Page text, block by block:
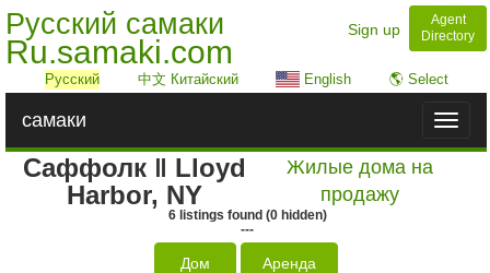
Русский самаки
Ru.samaki.com
Sign up
Agent
Directory
Русский 中文 Китайский English 🌎 Select
Toggle
самаки
Саффолк ‖ Lloyd
Harbor, NY
Жилые дома на
продажу
6 listings found (0hidden)
---
Дом
Аренда